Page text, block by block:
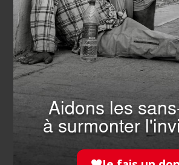
NOTRE PAGE
INSTAGRAM
NOTRE COMMUNAUTÉ
Aidons les
à surmonter